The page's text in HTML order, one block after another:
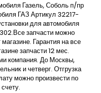
Газель, Соболь п/пр
ГАЗ Артикул 32217-
для автомобиля
запчасти можно
Гарантия на все
запчасти 12 мес.
компания. До Москвы,
и четверг. Отгрузка
можно произвести по